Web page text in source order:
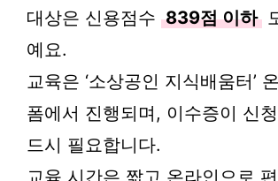
대상은 신용점수 839점 이하
예요.
교육은 ‘소상공인 지식배움터’
폼에서 진행되며, 이수증이 신
드시 필요합니다.
교육 시간은 짧고 온라인으로